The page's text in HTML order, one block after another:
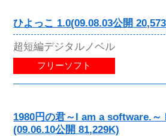
ひよっこ 1.0(09.08.03公開
超短編デジタルノベル
フリーソフト
1980円の君～I am a software.～
(09.06.10公開 81,229K)